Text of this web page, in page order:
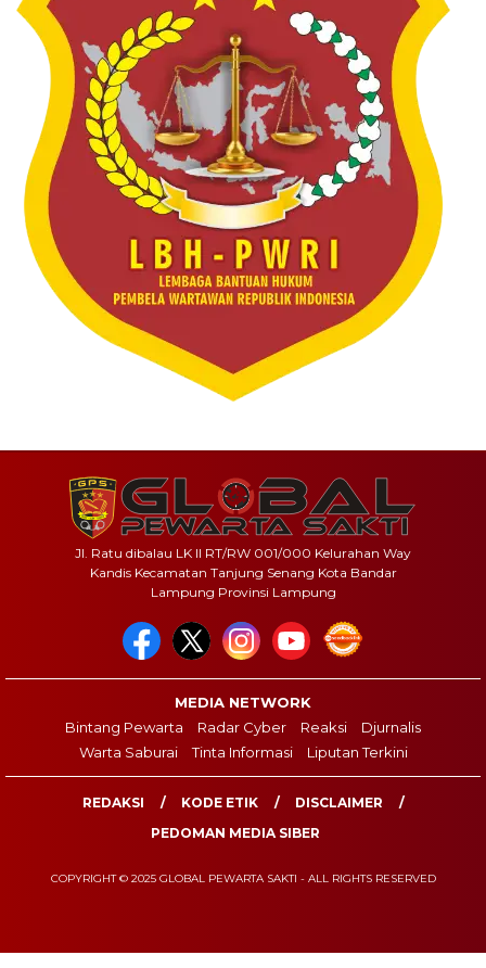
Jl. Ratu dibalau LK II RT/RW 001/000 Kelurahan Way
Kandis Kecamatan Tanjung Senang Kota Bandar
Lampung Provinsi Lampung
MEDIA NETWORK
Bintang Pewarta
Radar Cyber Reaksi
Djurnalis
Warta Saburai
Tinta Informasi Liputan Terkini
REDAKSI KODE ETIK
DISCLAIMER
PEDOMAN MEDIA SIBER
COPYRIGHT © 2025 GLOBAL PEWARTA SAKTI - ALL RIGHTS RESERVED